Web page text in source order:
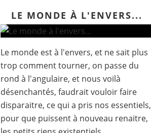
LE MONDE À L'ENVERS...
Le monde est à l'envers, et ne sait plus
trop comment tourner, on passe du
rond à l'angulaire, et nous voilà
désenchantés, faudrait vouloir faire
disparaitre, ce qui a pris nos essentiels,
pour que puissent à nouveau renaitre,